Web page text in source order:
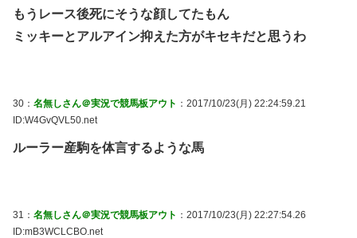
もうレース後死にそうな顔してたもん
ミッキーとアルアイン抑えた方がキセキだと思うわ
30： 名無しさん＠実況で競馬板アウト ：2017/10/23(月) 22:24:59.21
ID:W4GvQVL50.net
ルーラー産駒を体言するような馬
31： 名無しさん＠実況で競馬板アウト ：2017/10/23(月) 22:27:54.26
ID:mB3WCLCBO.net